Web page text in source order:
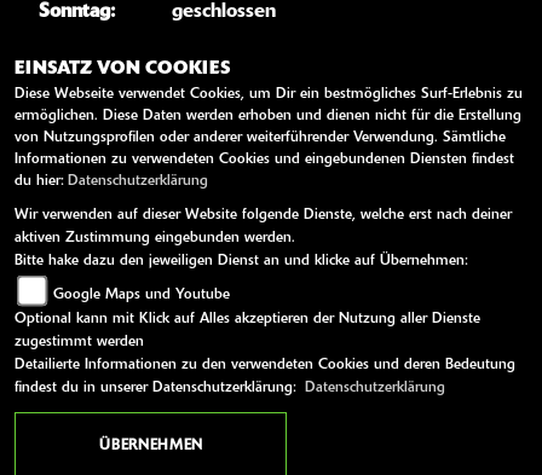
Sonntag:
geschlossen
Außerhalb der gesetzlichen Öffnungszeiten kein
Verkauf, keine Beratung, keine Probefahrten.
WEITERE LINKS
Kawasaki News
Kawasaki Handbücher
Kawasaki Bekleidung
Kawasaki Merchandise
AGB Impressum Datenschutz Disclaimer
EINSATZ VON COOKIES
Diese Webseite verwendet Cookies, um Dir ein bestmögliches Surf-Erlebnis zu
ermöglichen. Diese Daten werden erhoben und dienen nicht für die Erstellung
von Nutzungsprofilen oder anderer weiterführender Verwendung. Sämtliche
Informationen zu verwendeten Cookies und eingebundenen Diensten findest
du hier: Datenschutzerklärung
Wir verwenden auf dieser Website folgende Dienste, welche erst nach deiner
aktiven Zustimmung eingebunden werden.
Bitte hake dazu den jeweiligen Dienst an und klicke auf Übernehmen:
Google Maps und Youtube
Optional kann mit Klick auf Alles akzeptieren der Nutzung aller Dienste
zugestimmt werden
Detailierte Informationen zu den verwendeten Cookies und deren Bedeutung
findest du in unserer Datenschutzerklärung:
Datenschutzerklärung
ÜBERNEHMEN